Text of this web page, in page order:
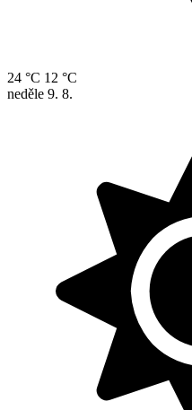
24 °C 12 °C
neděle 9. 8.